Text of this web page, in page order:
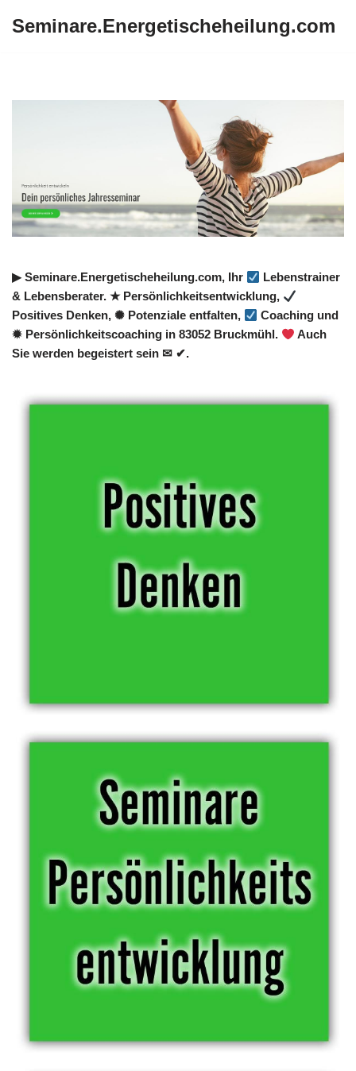
Seminare.Energetischeheilung.com
▶︎ Seminare.Energetischeheilung.com, Ihr
Lebenstrainer
& Lebensberater. ★ Persönlichkeitsentwicklung,
Positives Denken, ✺ Potenziale entfalten,
Coaching und
✹ Persönlichkeitscoaching in 83052 Bruckmühl.
Auch
Sie werden begeistert sein ✉ ✔.